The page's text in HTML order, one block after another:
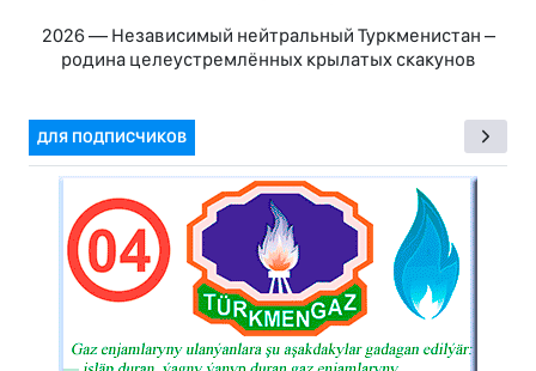
2026 — Независимый нейтральный Туркменистан –
родина целеустремлённых крылатых скакунов
ДЛЯ ПОДПИСЧИКОВ